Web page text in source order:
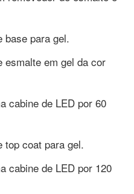
base para gel.
esmalte em gel da cor
cabine de LED por 60
top coat para gel.
cabine de LED por 120